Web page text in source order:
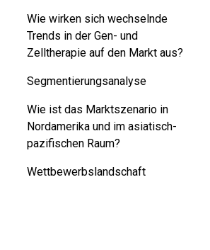
Wie wirken sich wechselnde
Trends in der Gen- und
Zelltherapie auf den Markt aus?
Segmentierungsanalyse
Wie ist das Marktszenario in
Nordamerika und im asiatisch-
pazifischen Raum?
Wettbewerbslandschaft